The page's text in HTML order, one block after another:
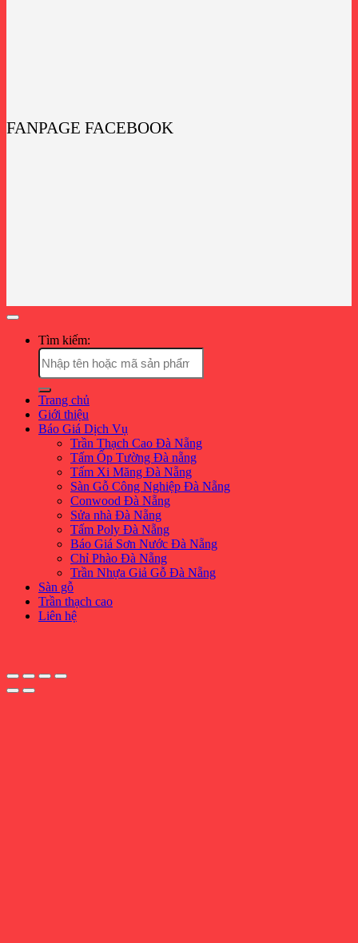
FANPAGE FACEBOOK
Tìm kiếm:
Trang chủ
Giới thiệu
Báo Giá Dịch Vụ
Trần Thạch Cao Đà Nẵng
Tấm Ốp Tường Đà nẵng
Tấm Xi Măng Đà Nẵng
Sàn Gỗ Công Nghiệp Đà Nẵng
Conwood Đà Nẵng
Sửa nhà Đà Nẵng
Tấm Poly Đà Nẵng
Báo Giá Sơn Nước Đà Nẵng
Chỉ Phào Đà Nẵng
Trần Nhựa Giả Gỗ Đà Nẵng
Sàn gỗ
Trần thạch cao
Liên hệ